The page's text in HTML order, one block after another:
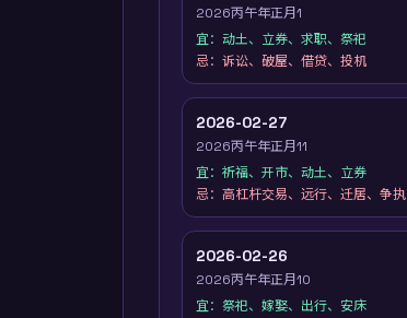
2026丙午年正月1
宜： 动土、立券、求职、祭祀
忌： 诉讼、破屋、借贷、投机
2026-02-27
2026丙午年正月11
宜： 祈福、开市、动土、立券
忌： 高杠杆交易、远行、迁居、争执
2026-02-26
2026丙午年正月10
宜： 祭祀、嫁娶、出行、安床